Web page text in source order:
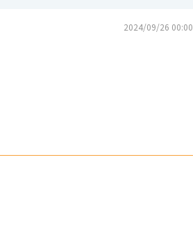
2024/09/26 00:00